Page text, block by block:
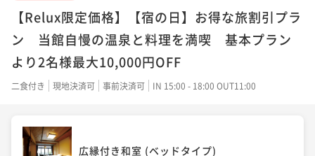
【Relux限定価格】【宿の日】お得な旅割引プラ
ン 当館自慢の温泉と料理を満喫 基本プラン
より2名様最大10,000円OFF
二食付き 現地決済可 事前決済可 IN 15:00 - 18:00 OUT11:00
広縁付き和室 (ベッドタイプ)